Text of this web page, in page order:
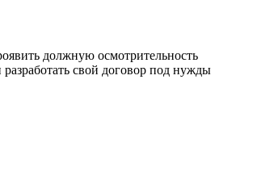
должную осмотрительность
свой договор под нужды